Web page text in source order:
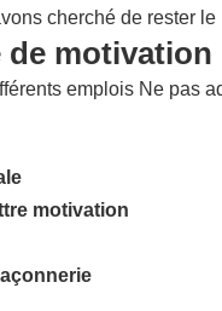
cherché de rester
emplois Ne pas
motivation